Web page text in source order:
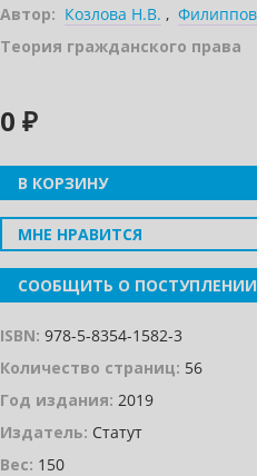
Автор: Козлова Н.В. ,
Теория гражданского права
0 ₽
В КОРЗИНУ
МНЕ НРАВИТСЯ
СООБЩИТЬ О ПОСТУПЛЕНИИ
ISBN: 978-5-8354-1582-3
Количество страниц: 56
Год издания: 2019
Издатель: Статут
Вес: 150